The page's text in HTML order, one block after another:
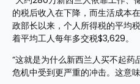
的税后收入在下降，而生活成本
政部长以来，个人所得税的平均
着平均工人每年多交税$3,629。
“这就是为什么新西兰人买不起
危机中受到更严重的冲击。这意